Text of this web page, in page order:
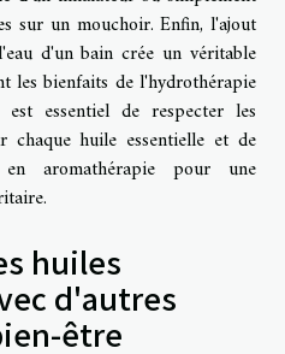
sur un mouchoir. Enfin, l'ajout
d'un bain crée un véritable
les bienfaits de l'hydrothérapie
essentiel de respecter les
huile essentielle et de
aromathérapie pour une
huiles
d'autres
être